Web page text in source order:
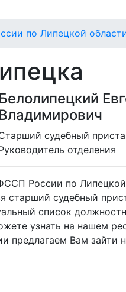
по Липецкой
Белолипецкий
Владимирович
судебный
отделения
России по Липецкой
старший судебный
список
узнать на нашем
предлагаем Вам зайти